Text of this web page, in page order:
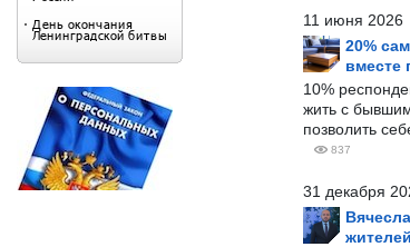
11 июня 2026
20%
вместе
10%
жить с
позволить
837
31 декабря